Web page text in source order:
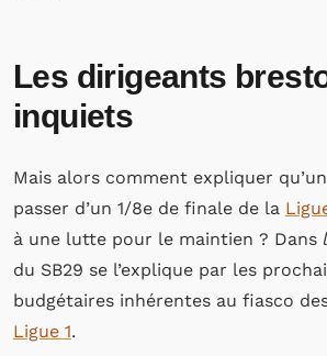
Les dirigeants
inquiets
Mais alors comment expliquer
passer d’un 1/8e de finale de la
à une lutte pour le maintien ? Dans
du SB29 se l’explique par les
budgétaires inhérentes au fiasco
Ligue 1.